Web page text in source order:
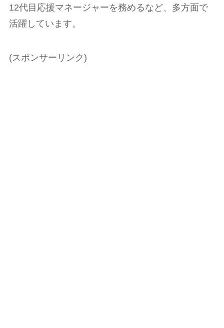
12代目応援マネージャーを務めるなど、多方面で
活躍しています。
(スポンサーリンク)